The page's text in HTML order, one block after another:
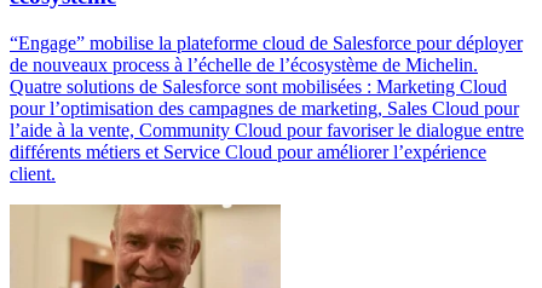
“Engage” mobilise la plateforme cloud de Salesforce pour déployer
de nouveaux process à l’échelle de l’écosystème de Michelin.
Quatre solutions de Salesforce sont mobilisées : Marketing Cloud
pour l’optimisation des campagnes de marketing, Sales Cloud pour
l’aide à la vente, Community Cloud pour favoriser le dialogue entre
différents métiers et Service Cloud pour améliorer l’expérience
client.